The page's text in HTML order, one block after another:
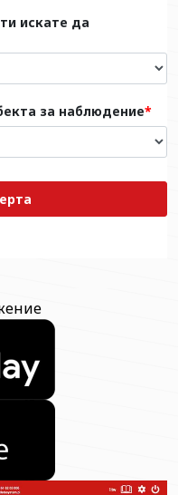
искате да
за наблюдение